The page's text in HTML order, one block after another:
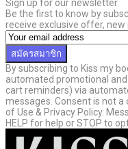
Sign up for our newsletter
Be the first to know by
receive exclusive offer, new
สมัครสมาชิก
By subscribing to Kiss my
automated promotional
cart reminders) via
messages. Consent is not
of Use & Privacy Policy.
HELP for help or STOP to